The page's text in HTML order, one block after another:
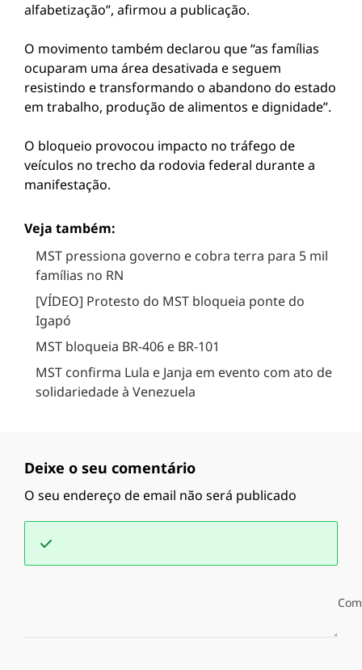
alfabetização”, afirmou a publicação.
O movimento também declarou que “as famílias
ocuparam uma área desativada e seguem
resistindo e transformando o abandono do estado
em trabalho, produção de alimentos e dignidade”.
O bloqueio provocou impacto no tráfego de
veículos no trecho da rodovia federal durante a
manifestação.
Veja também:
MST pressiona governo e cobra terra para 5 mil
famílias no RN
[VÍDEO] Protesto do MST bloqueia ponte do
Igapó
MST bloqueia BR-406 e BR-101
MST confirma Lula e Janja em evento com ato de
solidariedade à Venezuela
Deixe o seu comentário
O seu endereço de email não será publicado